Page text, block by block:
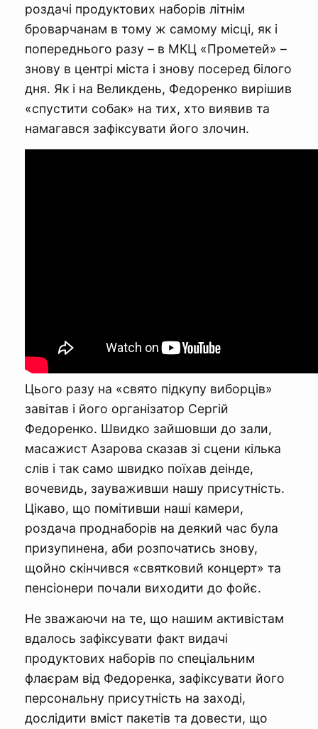
роздачі продуктових наборів літнім
броварчанам в тому ж самому місці, як і
попереднього разу – в МКЦ «Прометей» –
знову в центрі міста і знову посеред білого
дня. Як і на Великдень, Федоренко вирішив
«спустити собак» на тих, хто виявив та
намагався зафіксувати його злочин.
Цього разу на «свято підкупу виборців»
завітав і його організатор Сергій
Федоренко. Швидко зайшовши до зали,
масажист Азарова сказав зі сцени кілька
слів і так само швидко поїхав деінде,
вочевидь, зауваживши нашу присутність.
Цікаво, що помітивши наші камери,
роздача проднаборів на деякий час була
призупинена, аби розпочатись знову,
щойно скінчився «святковий концерт» та
пенсіонери почали виходити до фойє.
Не зважаючи на те, що нашим активістам
вдалось зафіксувати факт видачі
продуктових наборів по спеціальним
флаєрам від Федоренка, зафіксувати його
персональну присутність на заході,
дослідити вміст пакетів та довести, що